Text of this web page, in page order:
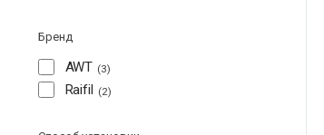
Бренд
AWT 3
Raifil 2